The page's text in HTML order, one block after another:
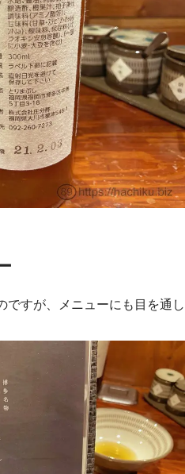
ですが、メニューにも目を通し